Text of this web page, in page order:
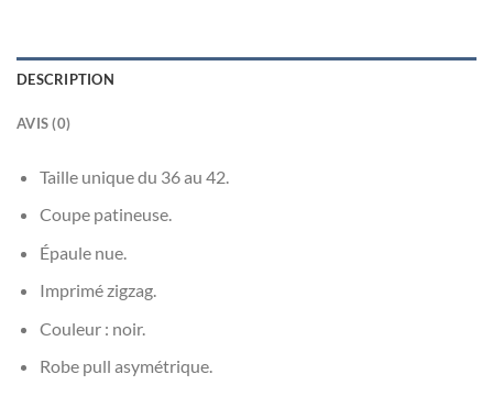
DESCRIPTION
AVIS (0)
Taille unique du 36 au 42.
Coupe patineuse.
Épaule nue.
Imprimé zigzag.
Couleur : noir.
Robe pull asymétrique.